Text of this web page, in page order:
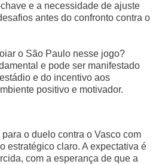
e a necessidade de ajuste
antes do confronto contra o
o São Paulo nesse jogo?
e pode ser manifestado
e do incentivo aos
positivo e motivador.
o duelo contra o Vasco com
estratégico claro. A expectativa é
com a esperança de que a